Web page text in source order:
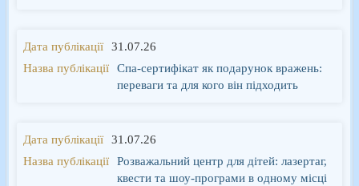
31.07.26
Спа-сертифікат як подарунок вражень:
переваги та для кого він підходить
31.07.26
Розважальний центр для дітей: лазертаг,
квести та шоу-програми в одному місці